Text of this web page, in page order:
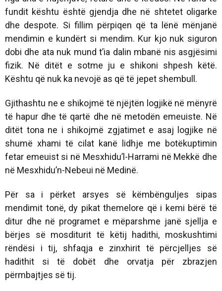
fundit kështu është gjendja dhe në shtetet oligarke
dhe despote. Si fillim përpiqen që ta lënë mënjanë
mendimin e kundërt si mendim. Kur kjo nuk siguron
dobi dhe ata nuk mund t’ia dalin mbanë nis asgjësimi
fizik. Në ditët e sotme ju e shikoni shpesh këtë.
Kështu që nuk ka nevojë as që të jepet shembull.
Gjithashtu ne e shikojmë të njëjtën logjikë në mënyrë
të hapur dhe të qartë dhe në metodën emeuiste. Në
ditët tona ne i shikojmë zgjatimet e asaj logjike në
shumë xhami të cilat kanë lidhje me botëkuptimin
fetar emeuist si në Mesxhidu’l-Harrami në Mekkë dhe
në Mesxhidu’n-Nebeui në Medinë.
Për sa i përket arsyes së këmbënguljes sipas
mendimit tonë, dy pikat themelore që i kemi bërë të
ditur dhe në programet e mëparshme janë sjellja e
bërjes së mosditurit të këtij hadithi, moskushtimi
rëndësi i tij, shfaqja e zinxhirit të përcjelljes së
hadithit si të dobët dhe orvatja për zbrazjen
përmbajtjes së tij.